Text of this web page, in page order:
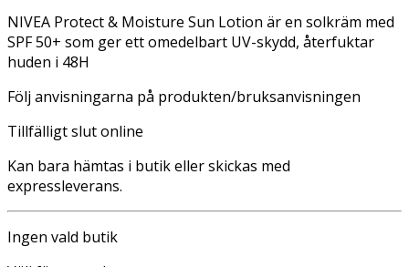
NIVEA Protect & Moisture Sun Lotion är en solkräm med
SPF 50+ som ger ett omedelbart UV-skydd, återfuktar
huden i 48H
Följ anvisningarna på produkten/bruksanvisningen
Tillfälligt slut online
Kan bara hämtas i butik eller skickas med
expressleverans.
Ingen vald butik